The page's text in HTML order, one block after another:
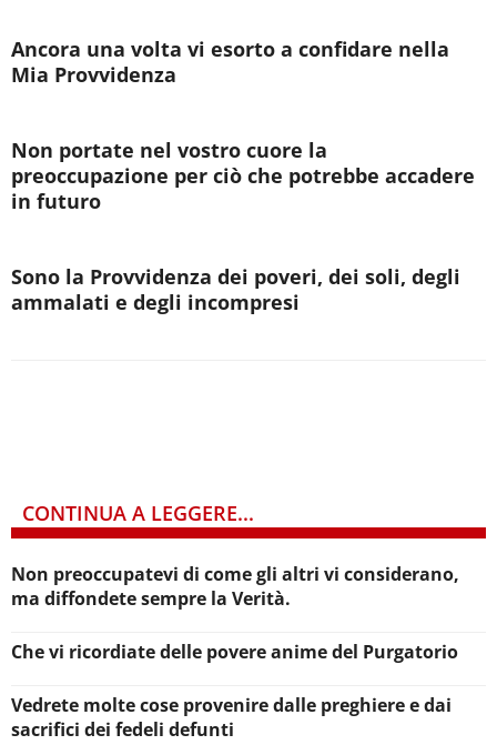
Ancora una volta vi esorto a confidare nella
Mia Provvidenza
Non portate nel vostro cuore la
preoccupazione per ciò che potrebbe accadere
in futuro
Sono la Provvidenza dei poveri, dei soli, degli
ammalati e degli incompresi
CONTINUA A LEGGERE...
Non preoccupatevi di come gli altri vi considerano,
ma diffondete sempre la Verità.
Che vi ricordiate delle povere anime del Purgatorio
Vedrete molte cose provenire dalle preghiere e dai
sacrifici dei fedeli defunti